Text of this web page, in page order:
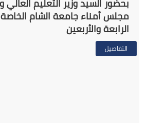
بحضور السيد وزير التعليم العالي
مجلس أمناء جامعة الشام الخاصة
الرابعة والأربعين
التفاصيل